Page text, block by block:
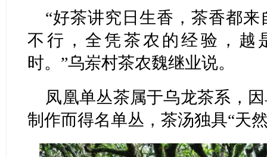
“好茶讲究日生香，茶香都
不行，全凭茶农的经验，越
时。”乌岽村茶农魏继业说。
凤凰单丛茶属于乌龙茶系，
制作而得名单丛，茶汤独具“天